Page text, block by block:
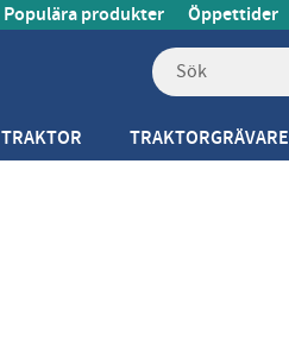
Populära produkter Öppettider
TRAKTOR TRAKTORGRÄVARE